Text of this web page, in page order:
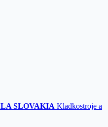
SLOVAKIA Kladkostroje a